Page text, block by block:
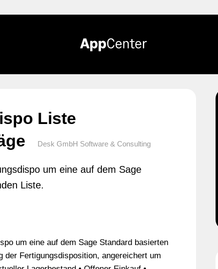
Liste
Desk GmbH Software & Consulting
um eine auf dem Sage
Liste.
um eine auf dem Sage Standard basierten
der Fertigungsdisposition, angereichert um